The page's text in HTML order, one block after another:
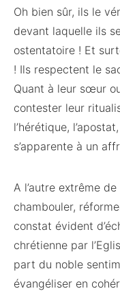
Oh bien sûr, ils le
devant laquelle ils
ostentatoire ! Et
! Ils respectent le
Quant à leur sœur
contester leur
l’hérétique,
s’apparente à un
A l’autre extrême
chambouler,
constat évident
chrétienne par
part du noble
évangéliser en